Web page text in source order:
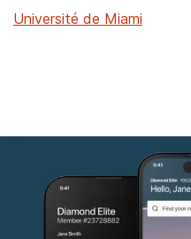
Université de Miami